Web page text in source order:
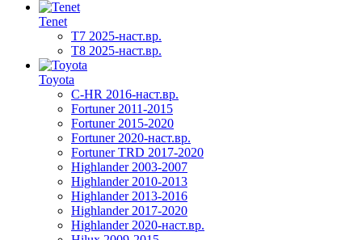
Tenet
T7 2025-наст.вр.
T8 2025-наст.вр.
Toyota
C-HR 2016-наст.вр.
Fortuner 2011-2015
Fortuner 2015-2020
Fortuner 2020-наст.вр.
Fortuner TRD 2017-2020
Highlander 2003-2007
Highlander 2010-2013
Highlander 2013-2016
Highlander 2017-2020
Highlander 2020-наст.вр.